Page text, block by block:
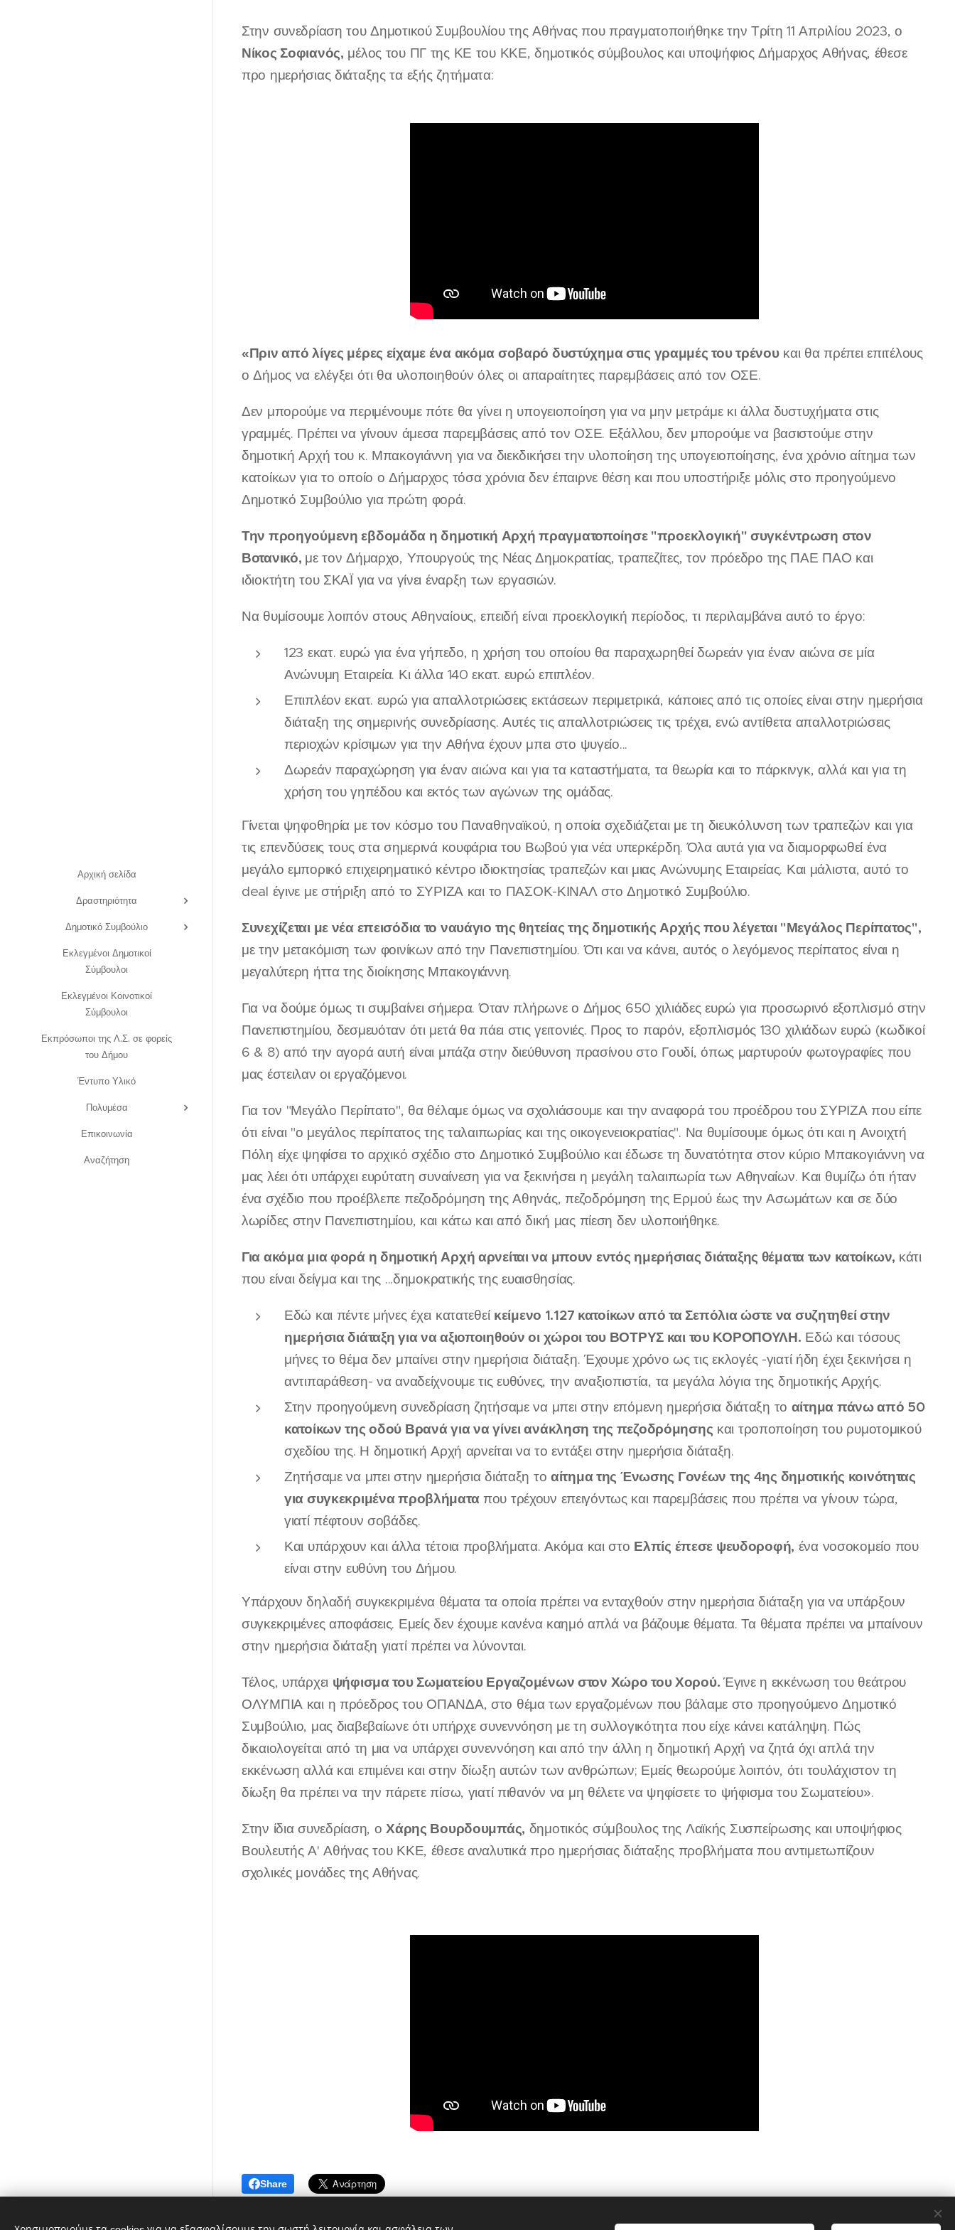
Αρχική σελίδα
Δραστηριότητα
Δημοτικό Συμβούλιο
Εκλεγμένοι Δημοτικοί
Σύμβουλοι
Εκλεγμένοι Κοινοτικοί
Σύμβουλοι
Εκπρόσωποι της Λ.Σ. σε φορείς
του Δήμου
Έντυπο Υλικό
Πολυμέσα
Επικοινωνία
Αναζήτηση
Στην συνεδρίαση του Δημοτικού Συμβουλίου της Αθήνας που πραγματοποιήθηκε την Τρίτη 11 Απριλίου 2023, ο
Νίκος Σοφιανός, μέλος του ΠΓ της ΚΕ του ΚΚΕ, δημοτικός σύμβουλος και υποψήφιος Δήμαρχος Αθήνας, έθεσε
προ ημερήσιας διάταξης τα εξής ζητήματα:
«Πριν από λίγες μέρες είχαμε ένα ακόμα σοβαρό δυστύχημα στις γραμμές του τρένουκαι θα πρέπει επιτέλους
ο Δήμος να ελέγξει ότι θα υλοποιηθούν όλες οι απαραίτητες παρεμβάσεις από τον ΟΣΕ.
Δεν μπορούμε να περιμένουμε πότε θα γίνει η υπογειοποίηση για να μην μετράμε κι άλλα δυστυχήματα στις
γραμμές. Πρέπει να γίνουν άμεσα παρεμβάσεις από τον ΟΣΕ. Εξάλλου, δεν μπορούμε να βασιστούμε στην
δημοτική Αρχή του κ. Μπακογιάννη για να διεκδικήσει την υλοποίηση της υπογειοποίησης, ένα χρόνιο αίτημα των
κατοίκων για το οποίο ο Δήμαρχος τόσα χρόνια δεν έπαιρνε θέση και που υποστήριξε μόλις στο προηγούμενο
Δημοτικό Συμβούλιο για πρώτη φορά.
Την προηγούμενη εβδομάδα η δημοτική Αρχή πραγματοποίησε "προεκλογική" συγκέντρωση στον
Βοτανικό, με τον Δήμαρχο, Υπουργούς της Νέας Δημοκρατίας, τραπεζίτες, τον πρόεδρο της ΠΑΕ ΠΑΟ και
ιδιοκτήτη του ΣΚΑΪ για να γίνει έναρξη των εργασιών.
Να θυμίσουμε λοιπόν στους Αθηναίους, επειδή είναι προεκλογική περίοδος, τι περιλαμβάνει αυτό το έργο:
123 εκατ. ευρώ για ένα γήπεδο, η χρήση του οποίου θα παραχωρηθεί δωρεάν για έναν αιώνα σε μία
Ανώνυμη Εταιρεία. Κι άλλα 140 εκατ. ευρώ επιπλέον.
Επιπλέον εκατ. ευρώ για απαλλοτριώσεις εκτάσεων περιμετρικά, κάποιες από τις οποίες είναι στην ημερήσια
διάταξη της σημερινής συνεδρίασης. Αυτές τις απαλλοτριώσεις τις τρέχει, ενώ αντίθετα απαλλοτριώσεις
περιοχών κρίσιμων για την Αθήνα έχουν μπει στο ψυγείο...
Δωρεάν παραχώρηση για έναν αιώνα και για τα καταστήματα, τα θεωρία και το πάρκινγκ, αλλά και για τη
χρήση του γηπέδου και εκτός των αγώνων της ομάδας.
Γίνεται ψηφοθηρία με τον κόσμο του Παναθηναϊκού, η οποία σχεδιάζεται με τη διευκόλυνση των τραπεζών και για
τις επενδύσεις τους στα σημερινά κουφάρια του Βωβού για νέα υπερκέρδη. Όλα αυτά για να διαμορφωθεί ένα
μεγάλο εμπορικό επιχειρηματικό κέντρο ιδιοκτησίας τραπεζών και μιας Ανώνυμης Εταιρείας. Και μάλιστα, αυτό το
deal έγινε με στήριξη από το ΣΥΡΙΖΑ και το ΠΑΣΟΚ-ΚΙΝΑΛ στο Δημοτικό Συμβούλιο.
Συνεχίζεται με νέα επεισόδια το ναυάγιο της θητείας της δημοτικής Αρχής που λέγεται "Μεγάλος Περίπατος",
με την μετακόμιση των φοινίκων από την Πανεπιστημίου. Ότι και να κάνει, αυτός ο λεγόμενος περίπατος είναι η
μεγαλύτερη ήττα της διοίκησης Μπακογιάννη.
Για να δούμε όμως τι συμβαίνει σήμερα. Όταν πλήρωνε ο Δήμος 650 χιλιάδες ευρώ για προσωρινό εξοπλισμό στην
Πανεπιστημίου, δεσμευόταν ότι μετά θα πάει στις γειτονιές. Προς το παρόν, εξοπλισμός 130 χιλιάδων ευρώ (κωδικοί
6 & 8) από την αγορά αυτή είναι μπάζα στην διεύθυνση πρασίνου στο Γουδί, όπως μαρτυρούν φωτογραφίες που
μας έστειλαν οι εργαζόμενοι.
Για τον "Μεγάλο Περίπατο", θα θέλαμε όμως να σχολιάσουμε και την αναφορά του προέδρου του ΣΥΡΙΖΑ που είπε
ότι είναι "ο μεγάλος περίπατος της ταλαιπωρίας και της οικογενειοκρατίας". Να θυμίσουμε όμως ότι και η Ανοιχτή
Πόλη είχε ψηφίσει το αρχικό σχέδιο στο Δημοτικό Συμβούλιο και έδωσε τη δυνατότητα στον κύριο Μπακογιάννη να
μας λέει ότι υπάρχει ευρύτατη συναίνεση για να ξεκινήσει η μεγάλη ταλαιπωρία των Αθηναίων. Και θυμίζω ότι ήταν
ένα σχέδιο που προέβλεπε πεζοδρόμηση της Αθηνάς, πεζοδρόμηση της Ερμού έως την Ασωμάτων και σε δύο
λωρίδες στην Πανεπιστημίου, και κάτω και από δική μας πίεση δεν υλοποιήθηκε.
Για ακόμα μια φορά η δημοτική Αρχή αρνείται να μπουν εντός ημερήσιας διάταξης θέματα των κατοίκων, κάτι
που είναι δείγμα και της ...δημοκρατικής της ευαισθησίας.
Εδώ και πέντε μήνες έχει κατατεθεί κείμενο 1.127 κατοίκων από τα Σεπόλια ώστε να συζητηθεί στην
ημερήσια διάταξη για να αξιοποιηθούν οι χώροι του ΒΟΤΡΥΣ και του ΚΟΡΟΠΟΥΛΗ. Εδώ και τόσους
μήνες το θέμα δεν μπαίνει στην ημερήσια διάταξη. Έχουμε χρόνο ως τις εκλογές -γιατί ήδη έχει ξεκινήσει η
αντιπαράθεση- να αναδείχνουμε τις ευθύνες, την αναξιοπιστία, τα μεγάλα λόγια της δημοτικής Αρχής.
Στην προηγούμενη συνεδρίαση ζητήσαμε να μπει στην επόμενη ημερήσια διάταξη το αίτημα πάνω από 50
κατοίκων της οδού Βρανά για να γίνει ανάκληση της πεζοδρόμησης και τροποποίηση του ρυμοτομικού
σχεδίου της. Η δημοτική Αρχή αρνείται να το εντάξει στην ημερήσια διάταξη.
Ζητήσαμε να μπει στην ημερήσια διάταξη τοαίτημα της Ένωσης Γονέων της 4ης δημοτικής κοινότητας
για συγκεκριμένα προβλήματαπου τρέχουν επειγόντως και παρεμβάσεις που πρέπει να γίνουν τώρα,
γιατί πέφτουν σοβάδες.
Και υπάρχουν και άλλα τέτοια προβλήματα. Ακόμα και στο Ελπίς έπεσε ψευδοροφή, ένα νοσοκομείο που
είναι στην ευθύνη του Δήμου.
Υπάρχουν δηλαδή συγκεκριμένα θέματα τα οποία πρέπει να ενταχθούν στην ημερήσια διάταξη για να υπάρξουν
συγκεκριμένες αποφάσεις. Εμείς δεν έχουμε κανένα καημό απλά να βάζουμε θέματα. Τα θέματα πρέπει να μπαίνουν
στην ημερήσια διάταξη γιατί πρέπει να λύνονται.
Τέλος, υπάρχει ψήφισμα του Σωματείου Εργαζομένων στον Χώρο του Χορού.Έγινε η εκκένωση του θεάτρου
ΟΛΥΜΠΙΑ και η πρόεδρος του ΟΠΑΝΔΑ, στο θέμα των εργαζομένων που βάλαμε στο προηγούμενο Δημοτικό
Συμβούλιο, μας διαβεβαίωνε ότι υπήρχε συνεννόηση με τη συλλογικότητα που είχε κάνει κατάληψη. Πώς
δικαιολογείται από τη μια να υπάρχει συνεννόηση και από την άλλη η δημοτική Αρχή να ζητά όχι απλά την
εκκένωση αλλά και επιμένει και στην δίωξη αυτών των ανθρώπων; Εμείς θεωρούμε λοιπόν, ότι τουλάχιστον τη
δίωξη θα πρέπει να την πάρετε πίσω, γιατί πιθανόν να μη θέλετε να ψηφίσετε το ψήφισμα του Σωματείου».
Στην ίδια συνεδρίαση, οΧάρης Βουρδουμπάς, δημοτικός σύμβουλος της Λαϊκής Συσπείρωσης και υποψήφιος
Βουλευτής Α' Αθήνας του ΚΚΕ, έθεσε αναλυτικά προ ημερήσιας διάταξης προβλήματα που αντιμετωπίζουν
σχολικές μονάδες της Αθήνας.
Share